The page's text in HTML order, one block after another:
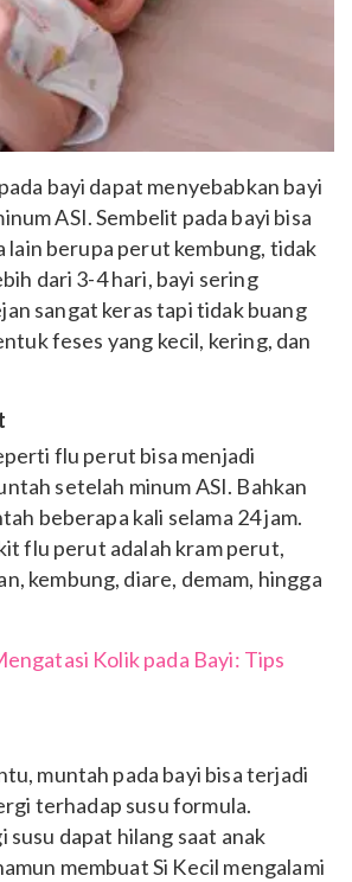
bayi dapat menyebabkan bayi
ASI. Sembelit pada bayi bisa
lain berupa perut kembung, tidak
dari 3-4 hari, bayi sering
sangat keras tapi tidak buang
feses yang kecil, kering, dan
flu perut bisa menjadi
setelah minum ASI. Bahkan
beberapa kali selama 24 jam.
flu perut adalah kram perut,
kembung, diare, demam, hingga
Kolik pada Bayi: Tips
muntah pada bayi bisa terjadi
terhadap susu formula.
susu dapat hilang saat anak
membuat Si Kecil mengalami